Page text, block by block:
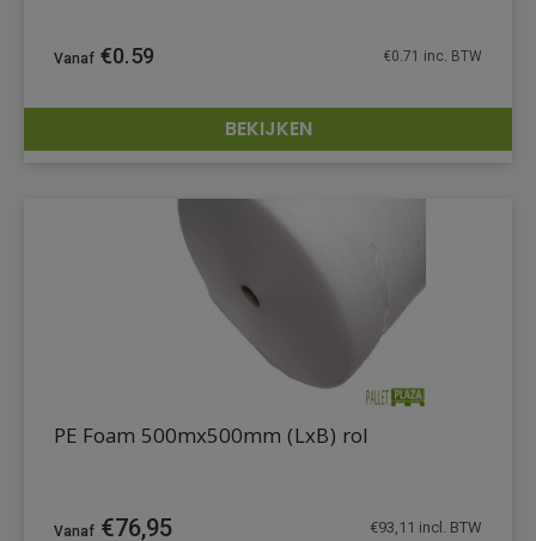
DETAILS
€0.59 €0.71 inc. BTW
BEKIJKEN
PE Foam 500mx500mm (LxB) rol
€76,95 €93,11 incl. BTW